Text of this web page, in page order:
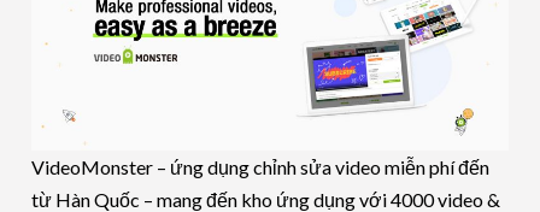
VideoMonster – ứng dụng chỉnh sửa video miễn phí đến
từ Hàn Quốc – mang đến kho ứng dụng với 4000 video &